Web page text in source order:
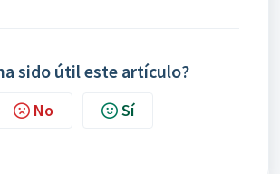
sido útil este artículo?
No Sí